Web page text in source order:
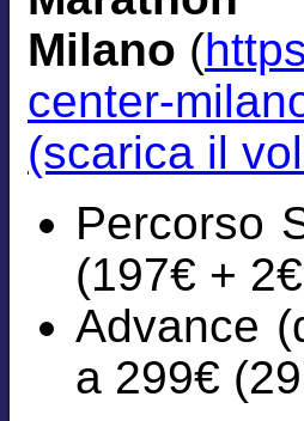
Milano (
center-
(scarica il
Percorso
(197€ +
Advance
a 299€